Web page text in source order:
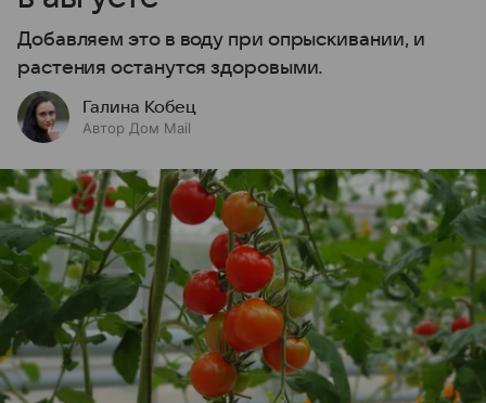
Добавляем это в воду при опрыскивании, и
растения останутся здоровыми.
Галина Кобец
Автор Дом Mail